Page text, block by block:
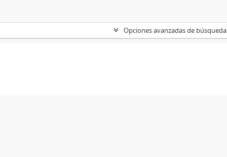
Opciones avanzadas de búsqueda